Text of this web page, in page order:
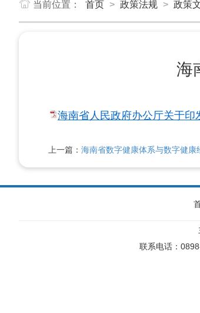
当前位置： 首页 > 政策法规 > 政策
海
海南省人民政府办公厅关于
上一篇： 海南省数字健康体系与数字健康
联系电话：